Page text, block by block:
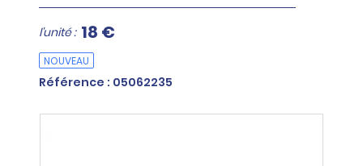
l'unité : 18 €
NOUVEAU
Référence : 05062235